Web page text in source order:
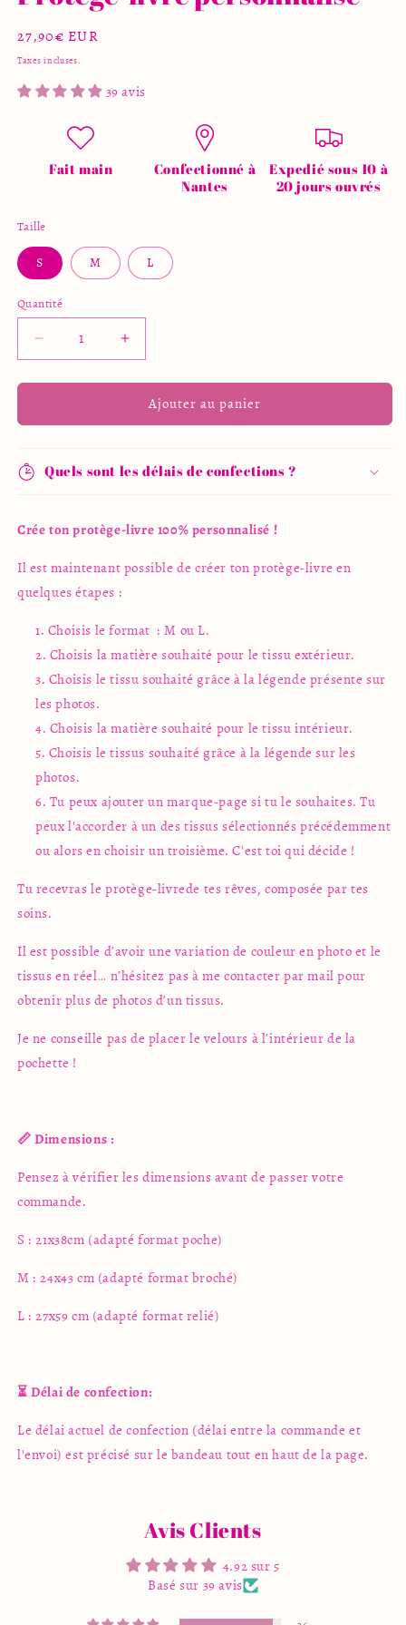
Prix
habituel
27,90€ EUR
Taxes incluses.
39 avis
Fait main
Confectionné à
Nantes
Expedié sous 10 à
20 jours ouvrés
Taille
S M L
Quantité
Quantité
Réduire
la
quantité
Protège-
Augmenter
la
quantité
Protège-
Ajouter au panier
Quels sont les délais de confections ?
Crée ton protège-livre 100% personnalisé !
Il est maintenant possible de créer ton protège-livre en
quelques étapes :
Choisis le format : M ou L.
Choisis la matière souhaité pour le tissu extérieur.
Choisis le tissu souhaité grâce à la légende présente sur
les photos.
Choisis la matière souhaité pour le tissu intérieur.
Choisis le tissus souhaité grâce à la légende sur les
photos.
Tu peux ajouter un marque-page si tu le souhaites. Tu
peux l'accorder à un des tissus sélectionnés précédemment
ou alors en choisir un troisième. C'est toi qui décide !
Tu recevras le protège-livrede tes rêves, composée par tes
soins.
Il est possible d’avoir une variation de couleur en photo et le
tissus en réel… n’hésitez pas à me contacter par mail pour
obtenir plus de photos d’un tissus.
Je ne conseille pas de placer le velours à l’intérieur de la
pochette !
📏 Dimensions :
Pensez à vérifier les dimensions avant de passer votre
commande.
S : 21x38cm (adapté format poche)
M : 24x43 cm (adapté format broché)
L : 27x59 cm (adapté format relié)
⏳ Délai de confection:
Le délai actuel de confection (délai entre la commande et
l'envoi) est précisé sur le bandeau tout en haut de la page.
Avis Clients
4.92 sur 5
Basé sur 39 avis